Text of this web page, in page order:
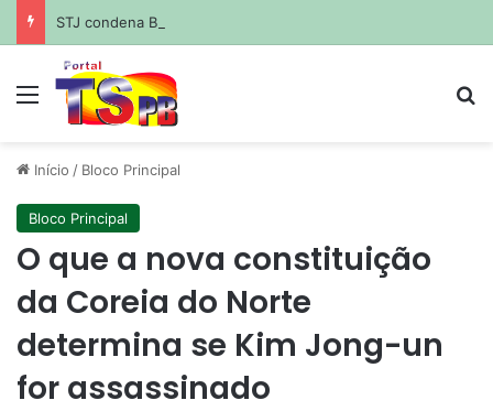
Menu
Início / Bloco Principal
Bloco Principal
O que a nova constituição
da Coreia do Norte
determina se Kim Jong-un
for assassinado